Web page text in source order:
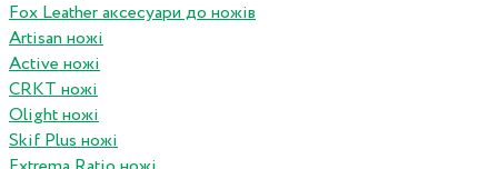
Fox Leather аксесуари до ножів
Artisan ножі
Active ножі
CRKT ножі
Olight ножі
Skif Plus ножі